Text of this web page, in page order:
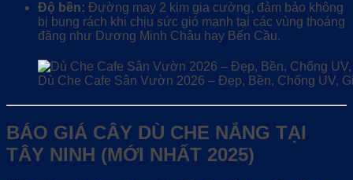
Độ bền: Đường may 2 kim gia cường, đảm bảo không
bị bung rách khi chịu sức gió mạnh tại các vùng thoáng
đãng như Dương Minh Châu hay Bến Cầu.
Dù Che Cafe Sân Vườn 2026 – Đẹp, Bền, Chống UV,
BÁO GIÁ CÂY DÙ CHE NẮNG TẠI
TÂY NINH (MỚI NHẤT 2025)